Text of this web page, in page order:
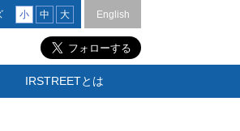
小 中 大 English
IRSTREETとは